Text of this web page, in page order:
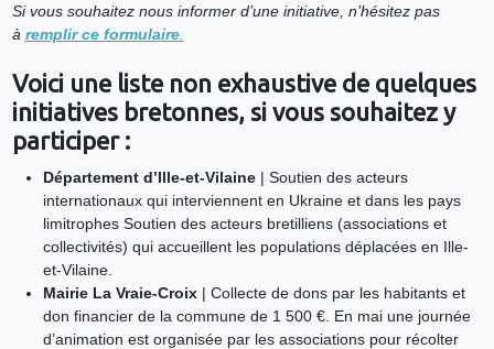
Si vous souhaitez nous informer d’une initiative, n’hésitez pas
à remplir ce formulaire.
Voici une liste non exhaustive de quelques
initiatives bretonnes, si vous souhaitez y
participer :
Département d’Ille-et-Vilaine| Soutien des acteurs
internationaux qui interviennent en Ukraine et dans les pays
limitrophes Soutien des acteurs bretilliens (associations et
collectivités) qui accueillent les populations déplacées en Ille-
et-Vilaine.
Mairie La Vraie-Croix| Collecte de dons par les habitants et
don financier de la commune de 1 500 €. En mai une journée
d’animation est organisée par les associations pour récolter